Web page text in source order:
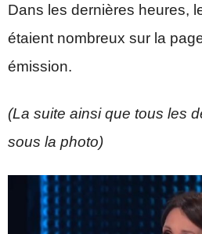
Dans les dernières heures,
étaient nombreux sur la
émission.
(La suite ainsi que tous les
sous la photo)